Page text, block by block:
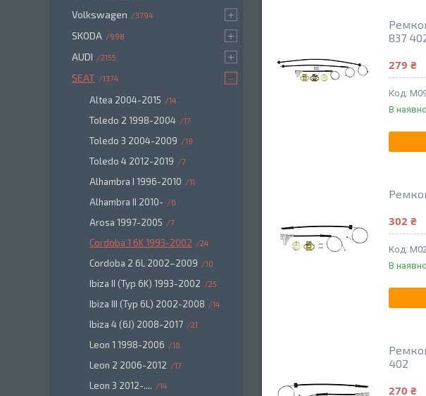
837
279 ₴
В
302 ₴
В
402
270 ₴
Volkswagen 3794
SKODA 998
AUDI 2155
SEAT 1374
Altea 2004-2015 14
Toledo 2 1998-2004 17
Toledo 3 2004-2009 19
Toledo 4 2012-2019 7
Alhambra I 1996-2010 11
Alhambra II 2010- 6
Arosa 1997-2005 7
Cordoba 1 6K 1993-2002 24
Cordoba 2 6L 2002–2009 10
Ibiza II (Typ 6K) 1993-2002 25
Ibiza III (Typ 6L) 2002-2008 14
Ibiza 4 (6J) 2008-2017 21
Leon 1 1998-2006 18
Leon 2 2006-2012 17
Leon 3 2012-.... 14